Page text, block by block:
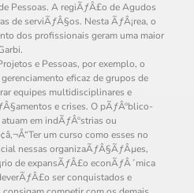
Pessoas. A regiÃƒÂ£o de Agudos
de serviÃƒÂ§os. Nesta ÃƒÂ¡rea, o
dos profissionais geram uma maior
e Pessoas, por exemplo, o
eficaz de grupos de
equipes multidisciplinares e
e crises. O pÃƒÂºblico-
em indÃƒÂºstrias ou
um curso como esses no
nessas organizaÃƒÂ§ÃƒÂµes,
de expansÃƒÂ£o econÃƒÂ´mica
ser conquistados e